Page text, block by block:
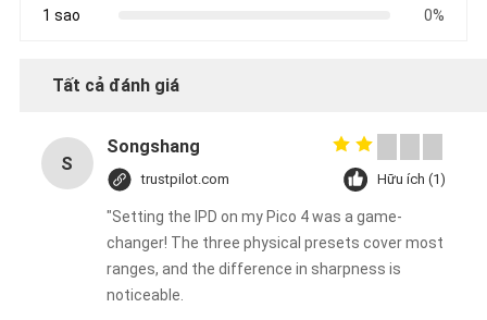
1 sao
0%
Tất cả đánh giá
S
Songshang
trustpilot.com Hữu ích (1)
"Setting the IPD on my Pico 4 was a game-
changer! The three physical presets cover most
ranges, and the difference in sharpness is
noticeable.